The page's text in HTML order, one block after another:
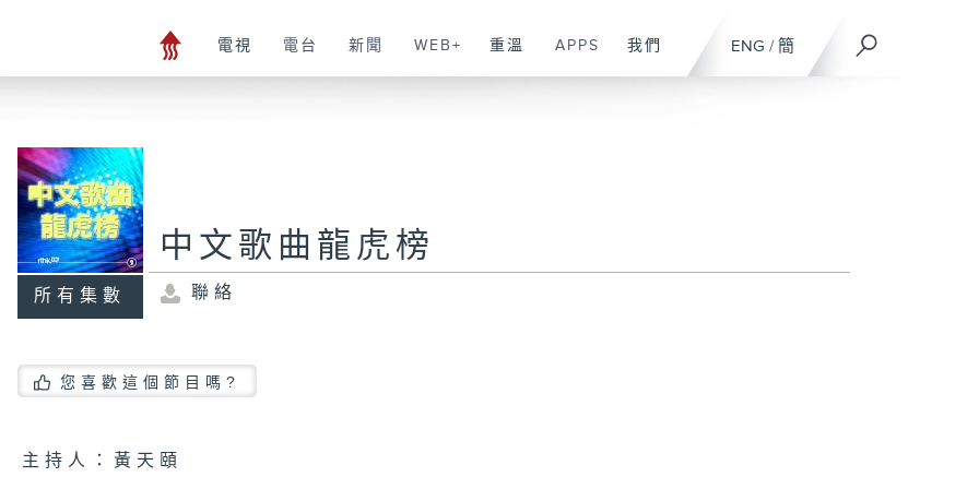
ENG / 簡
電視 電台 新聞 WEB+ 重溫 APPS 我們
所有集數
中文歌曲龍虎榜
聯絡
您喜歡這個節目嗎?
主持人：黃天頤